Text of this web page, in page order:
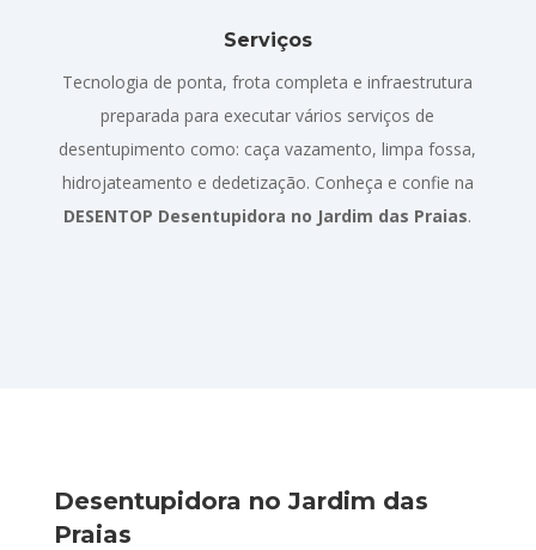
Serviços
Tecnologia de ponta, frota completa e infraestrutura
preparada para executar vários serviços de
desentupimento como: caça vazamento, limpa fossa,
hidrojateamento e dedetização. Conheça e confie na
DESENTOP Desentupidora no Jardim das Praias.
Desentupidora no Jardim das
Praias